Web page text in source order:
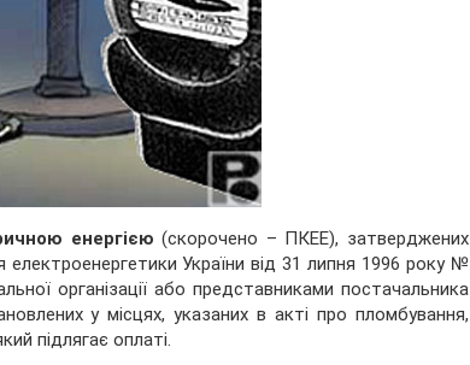
енергією (скорочено – ПКЕЕ), затверджених
електроенергетики України від 31 липня 1996 року №
організації або представниками постачальника
у місцях, указаних в акті про пломбування,
підлягає оплаті.